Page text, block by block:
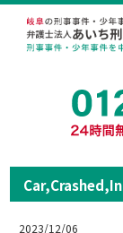
2023/12/06